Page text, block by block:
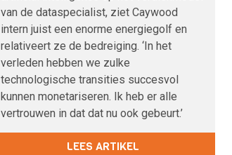
van de dataspecialist, ziet Caywood
intern juist een enorme energiegolf en
relativeert ze de bedreiging. ‘In het
verleden hebben we zulke
technologische transities succesvol
kunnen monetariseren. Ik heb er alle
vertrouwen in dat dat nu ook gebeurt.’
LEES ARTIKEL